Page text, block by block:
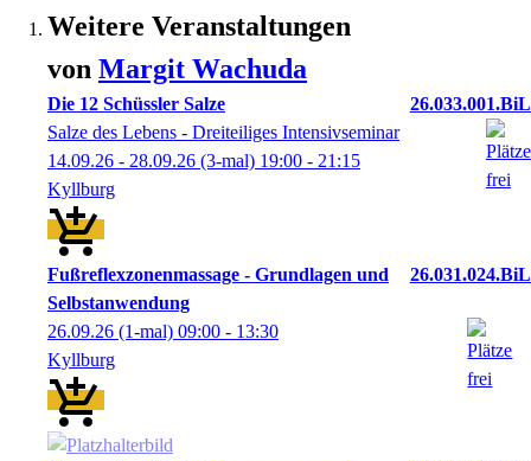
Weitere Veranstaltungen
von Margit Wachuda
Die 12 Schüssler Salze
26.033.001.BiL
Salze des Lebens - Dreiteiliges Intensivseminar
14.09.26 - 28.09.26 (3-mal) 19:00 - 21:15
Kyllburg
Fußreflexzonenmassage - Grundlagen und
Selbstanwendung
26.031.024.BiL
26.09.26 (1-mal) 09:00 - 13:30
Kyllburg